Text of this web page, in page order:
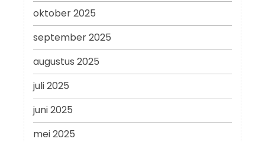
oktober 2025
september 2025
augustus 2025
juli 2025
juni 2025
mei 2025